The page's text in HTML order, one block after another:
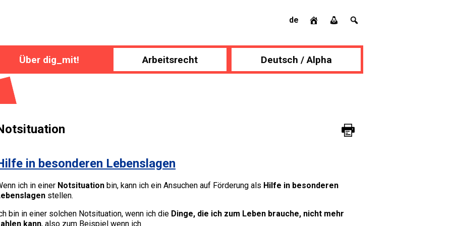
de
Über dig_mit! Arbeitsrecht Deutsch / Alpha
in besonderen Lebenslagen
ich in einer Notsituation bin, kann ich ein Ansuchen auf Förderung als Hilfe in besonderen
stellen.
bin in einer solchen Notsituation, wenn ich die Dinge, die ich zum Leben brauche, nicht mehr
kann, also zum Beispiel wenn ich